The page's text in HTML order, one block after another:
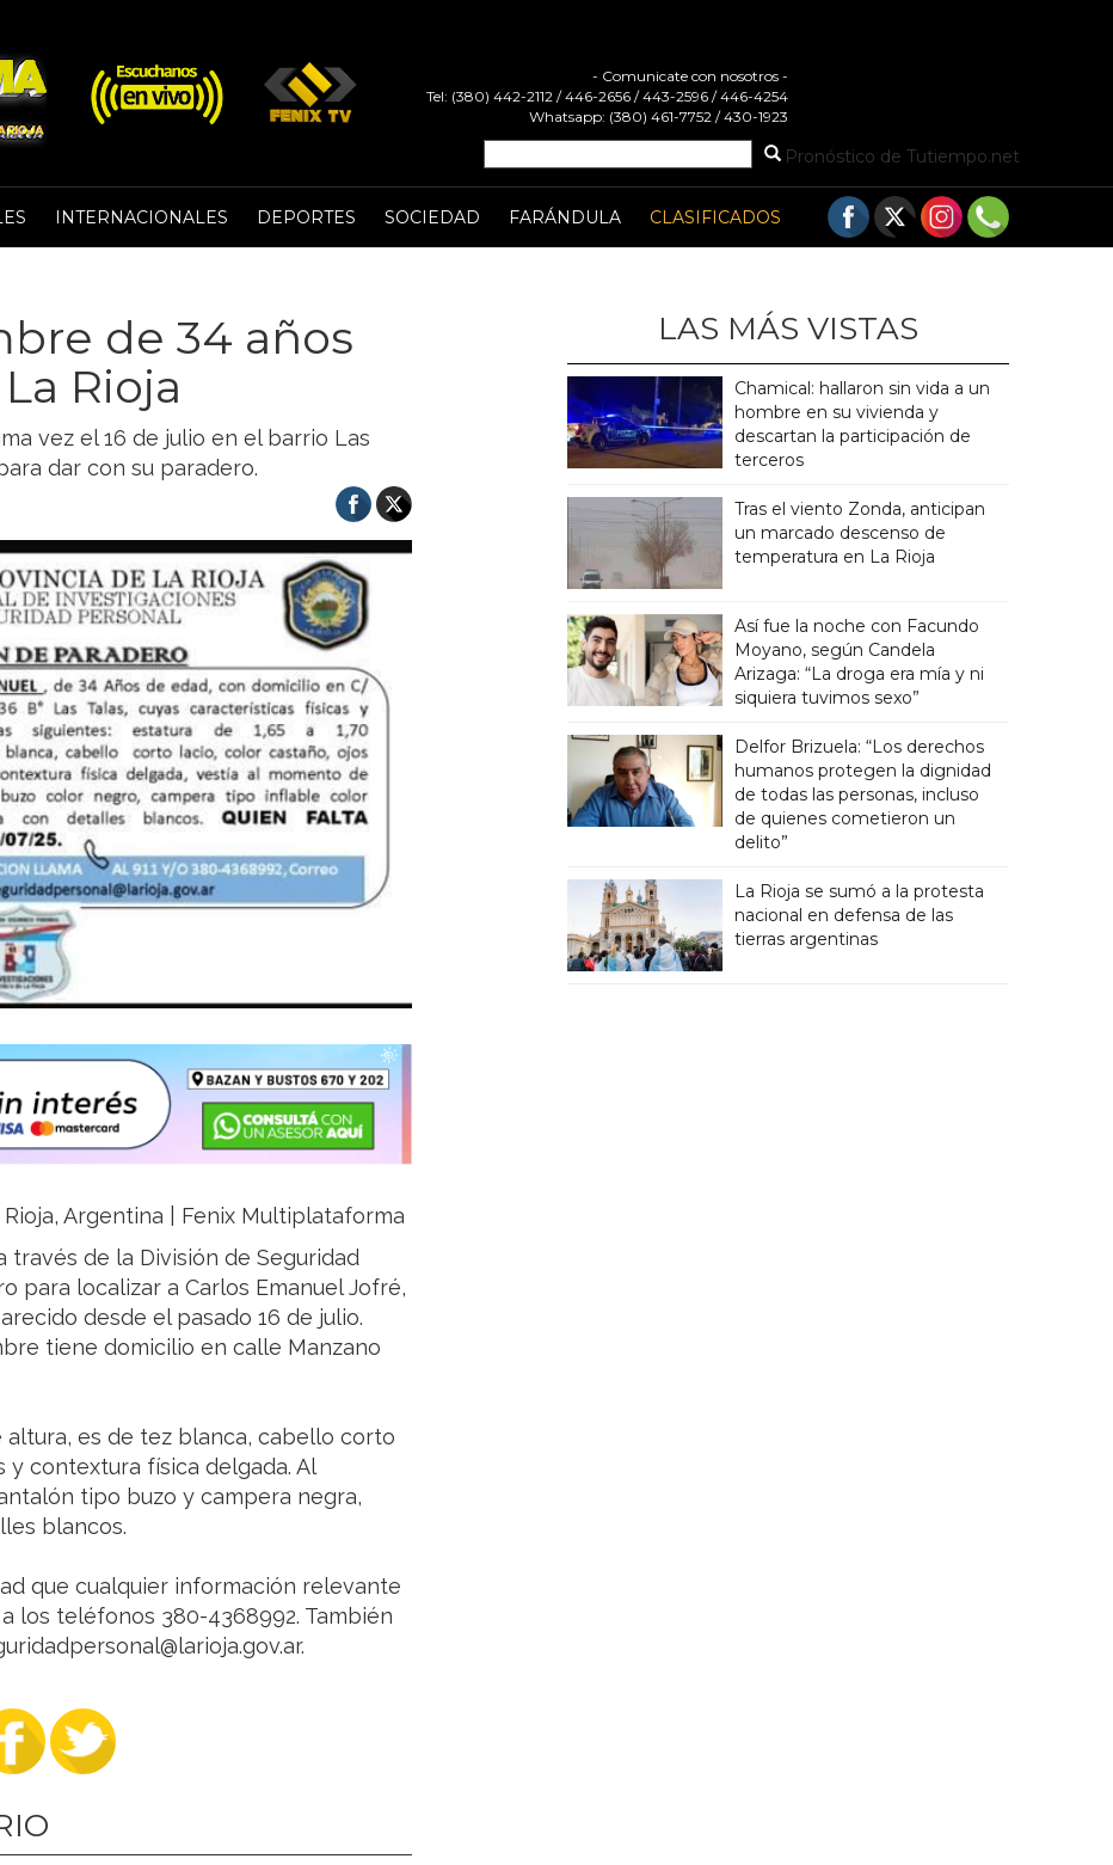
- Comunicate con nosotros -
Tel: (380) 442-2112 / 446-2656 / 443-2596 / 446-4254
Whatsapp: (380) 461-7752 / 430-1923
Pronóstico de Tutiempo.net
INTERNACIONALES DEPORTES SOCIEDAD FARÁNDULA CLASIFICADOS
de 34 años
Rioja
vez el 16 de julio en el barrio Las
dar con su paradero.
Argentina | Fenix Multiplataforma
través de la División de Seguridad
para localizar a Carlos Emanuel Jofré,
desde el pasado 16 de julio.
tiene domicilio en calle Manzano
es de tez blanca, cabello corto
contextura física delgada. Al
tipo buzo y campera negra,
blancos.
que cualquier información relevante
los teléfonos 380-4368992. También
LAS MÁS VISTAS
Chamical: hallaron sin vida a un
hombre en su vivienda y
descartan la participación de
terceros
Tras el viento Zonda, anticipan
un marcado descenso de
temperatura en La Rioja
Así fue la noche con Facundo
Moyano, según Candela
Arizaga: “La droga era mía y ni
siquiera tuvimos sexo”
Delfor Brizuela: “Los derechos
humanos protegen la dignidad
de todas las personas, incluso
de quienes cometieron un
delito”
La Rioja se sumó a la protesta
nacional en defensa de las
tierras argentinas